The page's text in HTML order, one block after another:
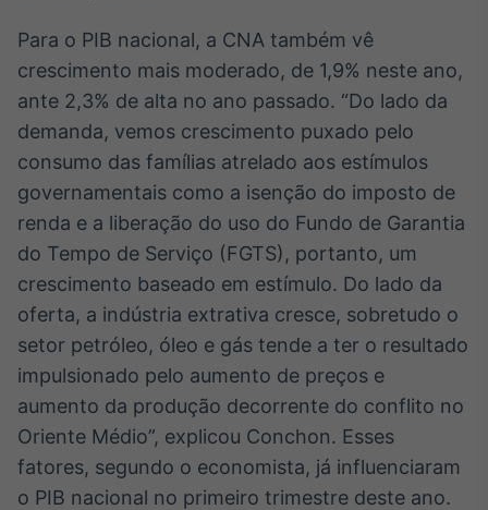
Widgets
Componentes
para conteúdos e
Broadcast
Wallboard
Conteúdos e
dados para
displays e telas
Broadcast
Curadoria
Curadoria de
conteúdos
noticiosos
Soluções de
Tecnologia
Para o PIB nacional, a CNA também vê
crescimento mais moderado, de 1,9% neste ano,
ante 2,3% de alta no ano passado. “Do lado da
demanda, vemos crescimento puxado pelo
consumo das famílias atrelado aos estímulos
governamentais como a isenção do imposto de
renda e a liberação do uso do Fundo de Garantia
do Tempo de Serviço (FGTS), portanto, um
crescimento baseado em estímulo. Do lado da
oferta, a indústria extrativa cresce, sobretudo o
setor petróleo, óleo e gás tende a ter o resultado
impulsionado pelo aumento de preços e
aumento da produção decorrente do conflito no
Oriente Médio”, explicou Conchon. Esses
fatores, segundo o economista, já influenciaram
o PIB nacional no primeiro trimestre deste ano.